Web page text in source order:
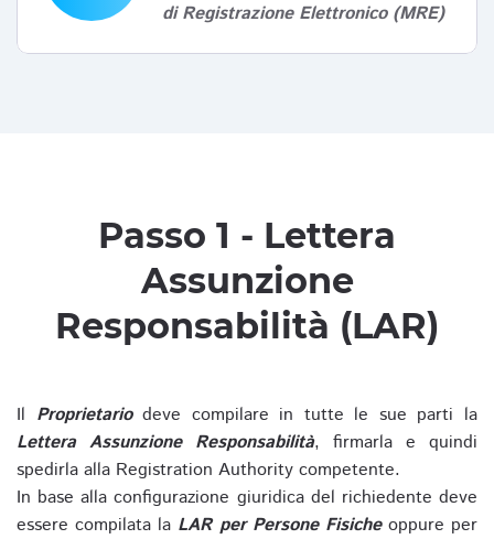
di Registrazione Elettronico (MRE)
Passo 1 - Lettera
Assunzione
Responsabilità (LAR)
Il Proprietariodeve compilare in tutte le sue parti la
Lettera Assunzione Responsabilità, firmarla e quindi
spedirla alla Registration Authority competente.
In base alla configurazione giuridica del richiedente deve
essere compilata la LAR per Persone Fisicheoppure per